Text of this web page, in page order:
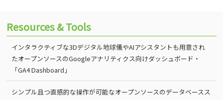
Resources & Tools
インタラクティブな3Dデジタル地球儀やAIアシスタントも用意され
たオープンソースのGoogleアナリティクス向けダッシュボード・
「GA4 Dashboard」
シンプル且つ直感的な操作が可能なオープンソースのデータベースス